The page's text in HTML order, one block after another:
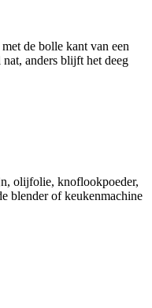
de bolle kant van een
anders blijft het deeg
olijfolie, knoflookpoeder,
blender of keukenmachine